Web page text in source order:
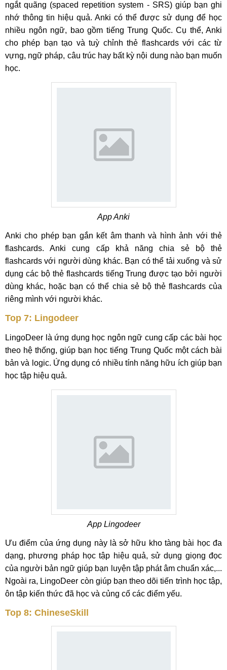
ngắt quãng (spaced repetition system - SRS) giúp bạn ghi
nhớ thông tin hiệu quả. Anki có thể được sử dụng để học
nhiều ngôn ngữ, bao gồm tiếng Trung Quốc. Cụ thể, Anki
cho phép bạn tạo và tuỳ chỉnh thẻ flashcards với các từ
vựng, ngữ pháp, câu trúc hay bất kỳ nội dung nào bạn muốn
học.
App Anki
Anki cho phép bạn gắn kết âm thanh và hình ảnh với thẻ
flashcards. Anki cung cấp khả năng chia sẻ bộ thẻ
flashcards với người dùng khác. Bạn có thể tải xuống và sử
dụng các bộ thẻ flashcards tiếng Trung được tạo bởi người
dùng khác, hoặc bạn có thể chia sẻ bộ thẻ flashcards của
riêng mình với người khác.
Top 7: Lingodeer
LingoDeer là ứng dụng học ngôn ngữ cung cấp các bài học
theo hệ thống, giúp bạn học tiếng Trung Quốc một cách bài
bản và logic. Ứng dụng có nhiều tính năng hữu ích giúp bạn
học tập hiệu quả.
App Lingodeer
Ưu điểm của ứng dụng này là sở hữu kho tàng bài học đa
dạng, phương pháp học tập hiệu quả, sử dụng giọng đọc
của người bản ngữ giúp bạn luyện tập phát âm chuẩn xác,...
Ngoài ra, LingoDeer còn giúp bạn theo dõi tiến trình học tập,
ôn tập kiến thức đã học và củng cố các điểm yếu.
Top 8: ChineseSkill